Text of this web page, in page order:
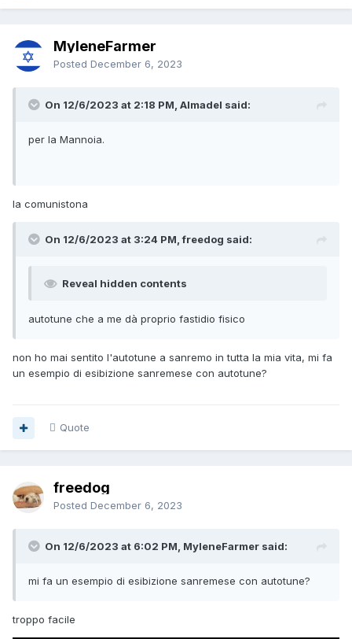
MyleneFarmer
Posted December 6, 2023
On 12/6/2023 at 2:18 PM, Almadel said:
per la Mannoia.
la comunistona
On 12/6/2023 at 3:24 PM, freedog said:
Reveal hidden contents
autotune che a me dà proprio fastidio fisico
non ho mai sentito l'autotune a sanremo in tutta la mia vita, mi fa
un esempio di esibizione sanremese con autotune?
Quote
freedog
Posted December 6, 2023
On 12/6/2023 at 6:02 PM, MyleneFarmer said:
mi fa un esempio di esibizione sanremese con autotune?
troppo facile